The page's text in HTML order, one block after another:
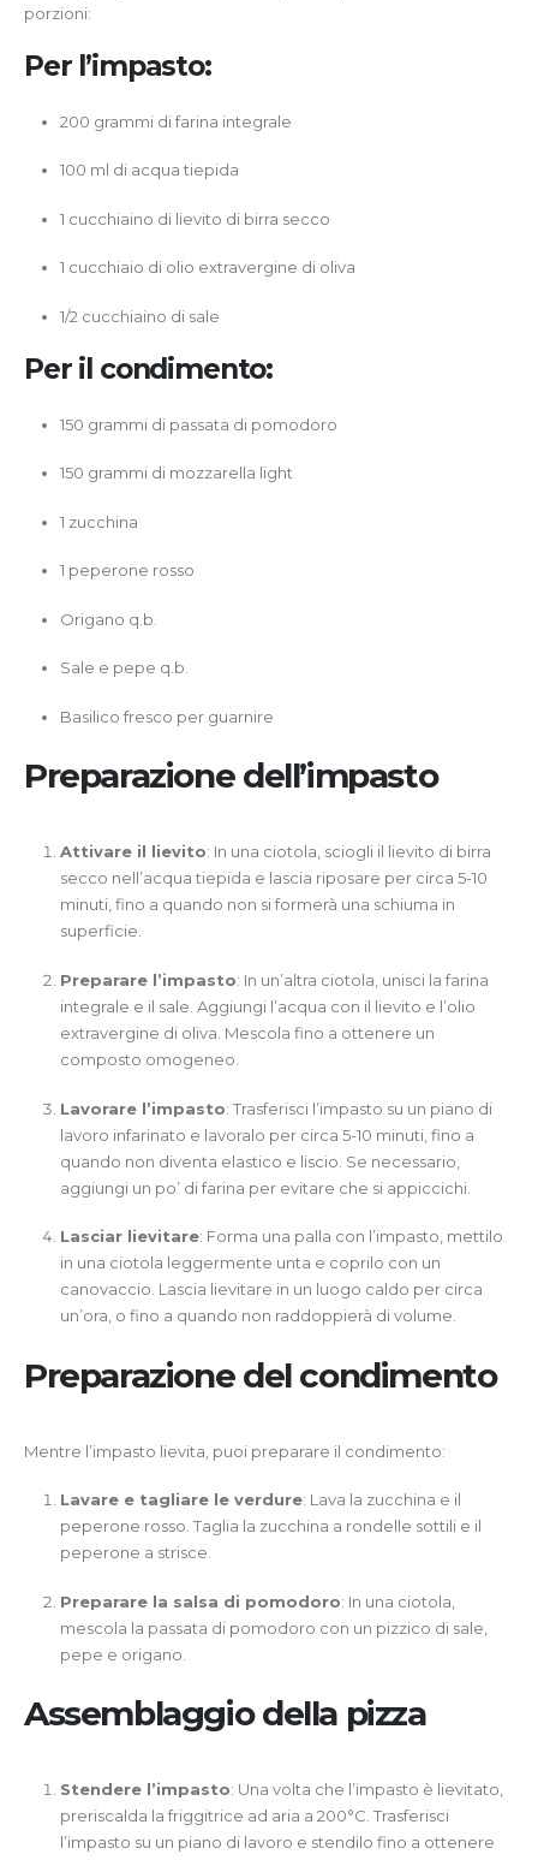
porzioni:
Per l’impasto:
200 grammi di farina integrale
100 ml di acqua tiepida
1 cucchiaino di lievito di birra secco
1 cucchiaio di olio extravergine di oliva
1/2 cucchiaino di sale
Per il condimento:
150 grammi di passata di pomodoro
150 grammi di mozzarella light
1 zucchina
1 peperone rosso
Origano q.b.
Sale e pepe q.b.
Basilico fresco per guarnire
Preparazione dell’impasto
Attivare il lievito: In una ciotola, sciogli il lievito di birra
secco nell’acqua tiepida e lascia riposare per circa 5-10
minuti, fino a quando non si formerà una schiuma in
superficie.
Preparare l’impasto: In un’altra ciotola, unisci la farina
integrale e il sale. Aggiungi l’acqua con il lievito e l’olio
extravergine di oliva. Mescola fino a ottenere un
composto omogeneo.
Lavorare l’impasto: Trasferisci l’impasto su un piano di
lavoro infarinato e lavoralo per circa 5-10 minuti, fino a
quando non diventa elastico e liscio. Se necessario,
aggiungi un po’ di farina per evitare che si appiccichi.
Lasciar lievitare: Forma una palla con l’impasto, mettilo
in una ciotola leggermente unta e coprilo con un
canovaccio. Lascia lievitare in un luogo caldo per circa
un’ora, o fino a quando non raddoppierà di volume.
Preparazione del condimento
Mentre l’impasto lievita, puoi preparare il condimento:
Lavare e tagliare le verdure: Lava la zucchina e il
peperone rosso. Taglia la zucchina a rondelle sottili e il
peperone a strisce.
Preparare la salsa di pomodoro: In una ciotola,
mescola la passata di pomodoro con un pizzico di sale,
pepe e origano.
Assemblaggio della pizza
Stendere l’impasto: Una volta che l’impasto è lievitato,
preriscalda la friggitrice ad aria a 200°C. Trasferisci
l’impasto su un piano di lavoro e stendilo fino a ottenere